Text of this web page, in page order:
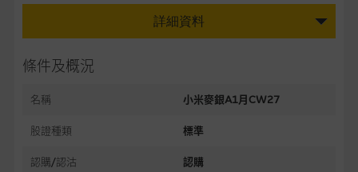
詳細資料
條件及概況
名稱 小米麥銀A1月CW27
股證種類 標準
認購/認沽 認購